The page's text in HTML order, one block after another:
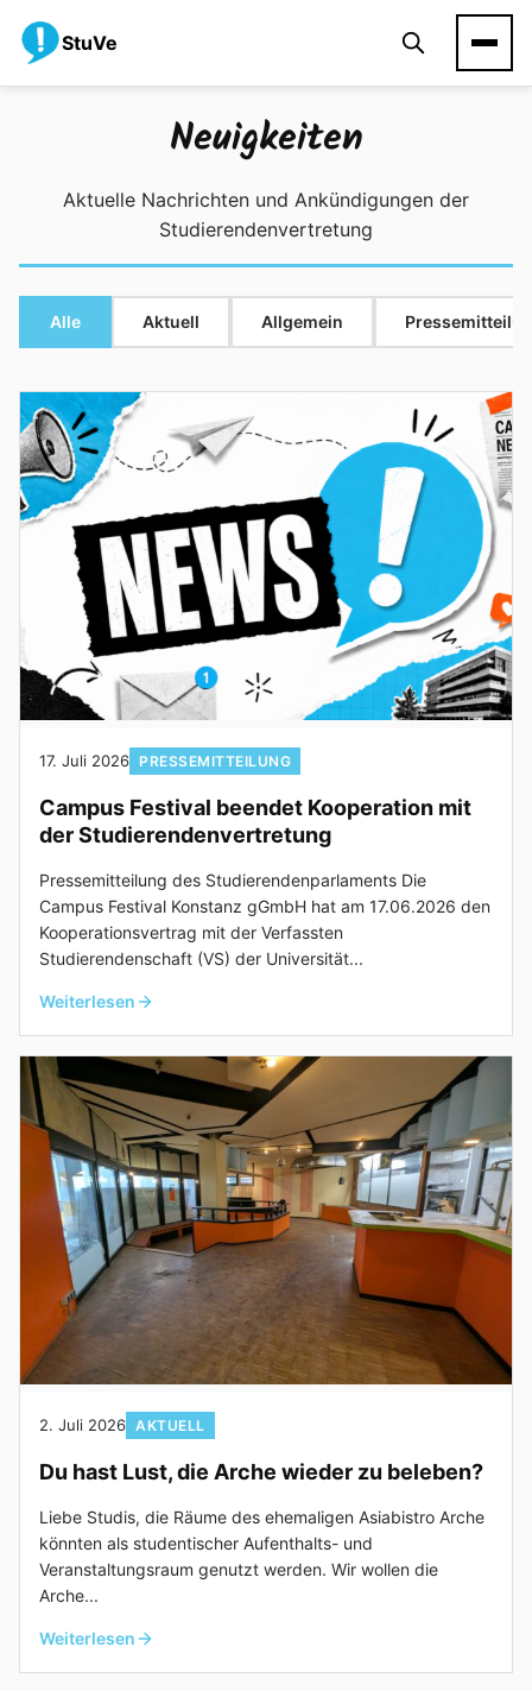
StuVe
Neuigkeiten
Aktuelle Nachrichten und Ankündigungen der
Studierendenvertretung
Alle Aktuell Allgemein
17. Juli 2026 PRESSEMITTEILUNG
Campus Festival beendet Kooperation mit
der Studierendenvertretung
Pressemitteilung des Studierendenparlaments Die
Campus Festival Konstanz gGmbH hat am 17.06.2026 den
Kooperationsvertrag mit der Verfassten
Studierendenschaft (VS) der Universität...
Weiterlesen
2. Juli 2026 AKTUELL
Du hast Lust, die Arche wieder zu beleben?
Liebe Studis, die Räume des ehemaligen Asiabistro Arche
könnten als studentischer Aufenthalts- und
Veranstaltungsraum genutzt werden. Wir wollen die
Arche...
Weiterlesen